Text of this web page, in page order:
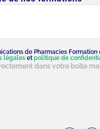
de Pharmacies Formation
légales et politique de
dans votre boîte